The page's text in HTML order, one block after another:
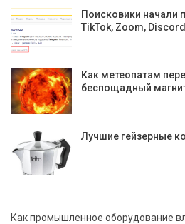
Поисковики начали
TikTok, Zoom,
Как метеопатам
беспощадный
Лучшие гейзерные
Как промышленное оборудование